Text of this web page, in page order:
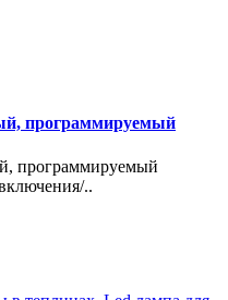
программируемый
программируемый
..